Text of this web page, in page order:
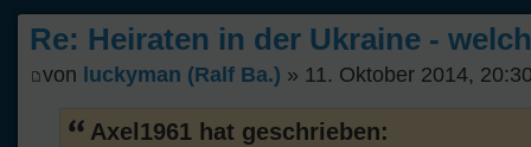
Re: Heiraten in der Ukraine -
von luckyman (Ralf Ba.) » 11. Oktober 2014,
Axel1961 hat geschrieben: